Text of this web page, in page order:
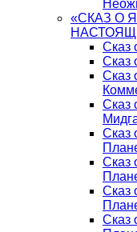
«СКАЗ О
Сказ
Сказ
Сказ
Сказ
Сказ
Сказ
Сказ
Сказ